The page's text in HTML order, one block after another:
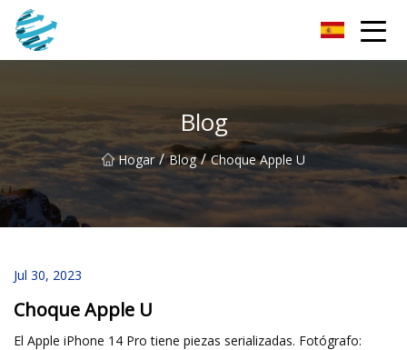
Blog
Hogar / Blog / Choque Apple U
Jul 30, 2023
Choque Apple U
El Apple iPhone 14 Pro tiene piezas serializadas. Fotógrafo: